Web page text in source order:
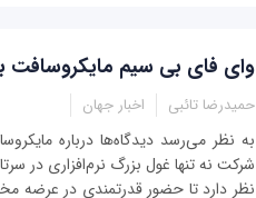
وای فای بی سیم مایکروسافت
حمیدرضا تائبی اخبار جهان
به نظر می‌رسد دیدگاه‌ها درباره
شرکت نه تنها غول بزرگ نرم‌افزاری در
نظر دارد تا حضور قدرتمندی در عرضه